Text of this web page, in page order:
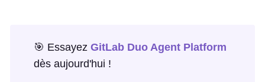
🎯 Essayez GitLab Duo Agent Platform
dès aujourd'hui !